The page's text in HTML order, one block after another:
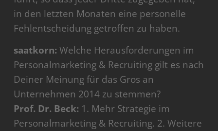
in den letzten Monaten eine personelle
Fehlentscheidung getroffen zu haben.
saatkorn: Welche Herausforderungen im
Personalmarketing & Recruiting gilt es nach
Deiner Meinung für das Gros an
Unternehmen 2014 zu stemmen?
Prof. Dr. Beck: 1. Mehr Strategie im
Personalmarketing & Recruiting. 2. Weitere